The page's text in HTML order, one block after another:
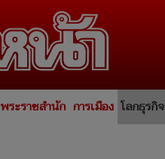
พระราชสำนัก การเมือง โลกธุรกิจ